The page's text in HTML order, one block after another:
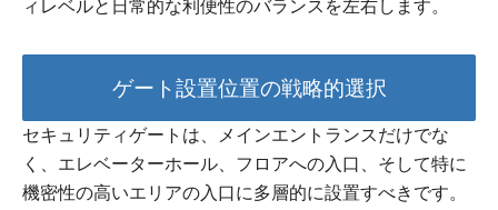
ィレベルと日常的な利便性のバランスを左右します。
ゲート設置位置の戦略的選択
セキュリティゲートは、メインエントランスだけでな
く、エレベーターホール、フロアへの入口、そして特に
機密性の高いエリアの入口に多層的に設置すべきです。